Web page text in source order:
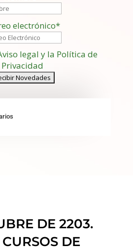
electrónico*
legal y la Política de
Privacidad
DE 2203.
DE